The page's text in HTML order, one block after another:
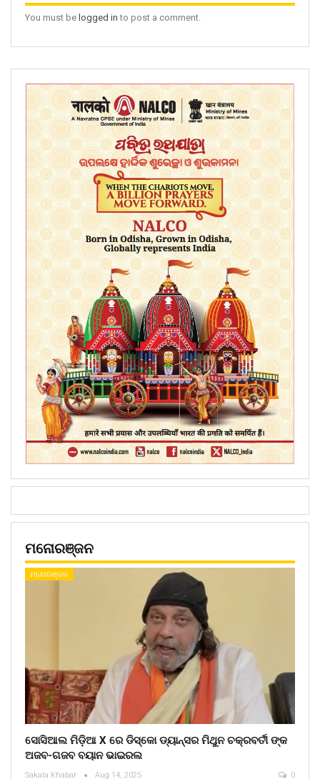
You must be logged in to post a comment.
ମନୋରଞ୍ଜନ
ମନୋରଞ୍ଜନ
ସୋସିଆଲ ମିଡ଼ିଆ X ରେ ଡିସ୍କୋ ଡ୍ୟାନ୍ସର ମିଥୁନ ଚକ୍ରବର୍ତୀ ଙ୍କ
ଅଜବ-ଗଜବ ବୟାନ ଭାଇରଲ
Sakala Khabar Aug 14, 2025 0